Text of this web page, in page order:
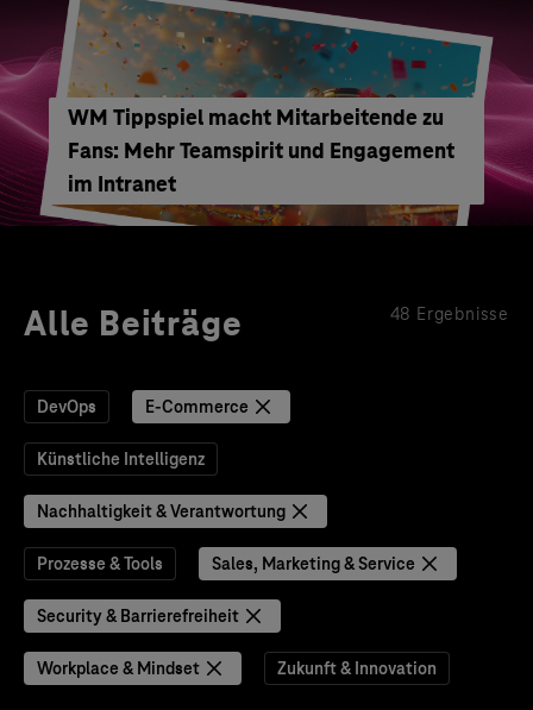
WM Tippspiel macht Mitarbeitende zu
Fans: Mehr Teamspirit und Engagement
im Intranet
Alle Beiträge 48 Ergebnisse
DevOps E-Commerce
Künstliche Intelligenz
Nachhaltigkeit & Verantwortung
Prozesse & Tools Sales, Marketing & Service
Security & Barrierefreiheit
Workplace & Mindset Zukunft & Innovation